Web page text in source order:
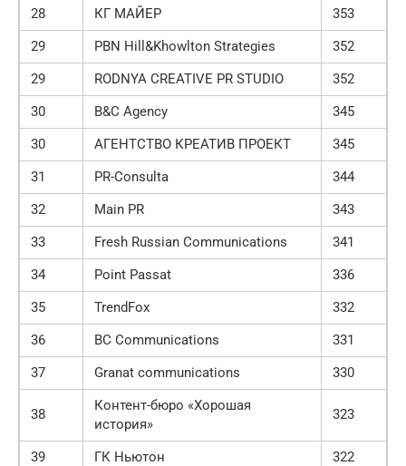
28
КГ МАЙЕР
353
29
PBN Hill&Khowlton Strategies
352
29
RODNYA CREATIVE PR STUDIO
352
30
B&C Agency
345
30
АГЕНТСТВО КРЕАТИВ ПРОЕКТ
345
31
PR-Consulta
344
32
Main PR
343
33
Fresh Russian Communications
341
34
Point Passat
336
35
TrendFox
332
36
BC Communications
331
37
Granat communications 330
38
Контент-бюро «Хорошая
история»
323
39 ГК Ньютон
322